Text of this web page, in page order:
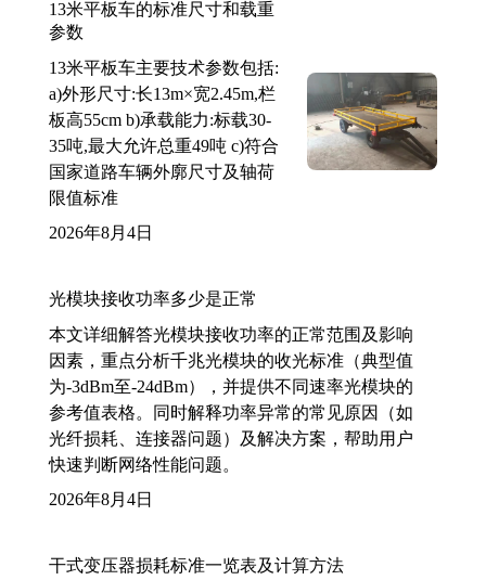
13米平板车的标准尺寸和载重
参数
13米平板车主要技术参数包括:
a)外形尺寸:长13m×宽2.45m,栏
板高55cm b)承载能力:标载30-
35吨,最大允许总重49吨 c)符合
国家道路车辆外廓尺寸及轴荷
限值标准
2026年8月4日
光模块接收功率多少是正常
本文详细解答光模块接收功率的正常范围及影响
因素，重点分析千兆光模块的收光标准（典型值
为-3dBm至-24dBm），并提供不同速率光模块的
参考值表格。同时解释功率异常的常见原因（如
光纤损耗、连接器问题）及解决方案，帮助用户
快速判断网络性能问题。
2026年8月4日
干式变压器损耗标准一览表及计算方法